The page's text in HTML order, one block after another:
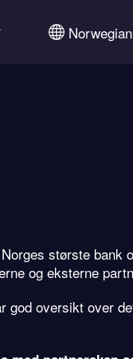
Norwegian
største bank
og eksterne
god oversikt over